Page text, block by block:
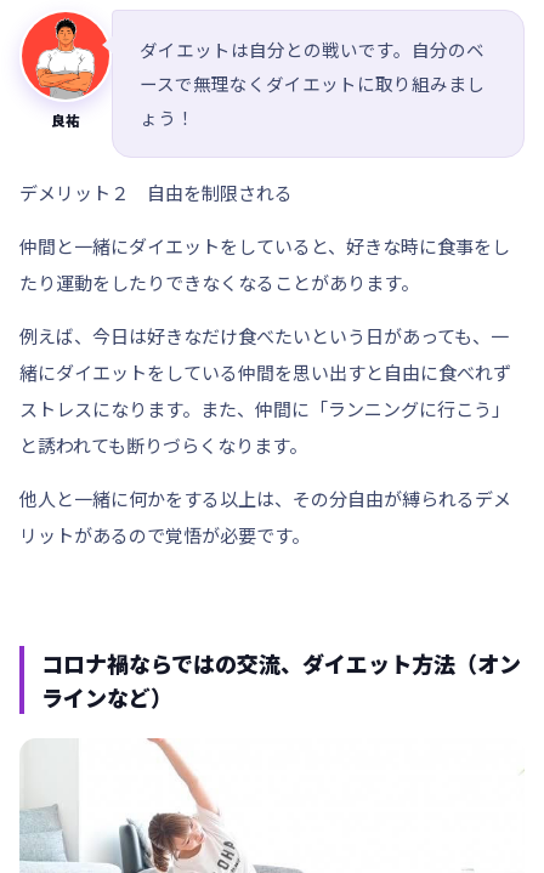
良祐
ダイエットは自分との戦いです。自分のベ
ースで無理なくダイエットに取り組みまし
ょう！
デメリット２ 自由を制限される
仲間と一緒にダイエットをしていると、好きな時に食事をし
たり運動をしたりできなくなることがあります。
例えば、今日は好きなだけ食べたいという日があっても、一
緒にダイエットをしている仲間を思い出すと自由に食べれず
ストレスになります。また、仲間に「ランニングに行こう」
と誘われても断りづらくなります。
他人と一緒に何かをする以上は、その分自由が縛られるデメ
リットがあるので覚悟が必要です。
コロナ禍ならではの交流、ダイエット方法（オン
ラインなど）